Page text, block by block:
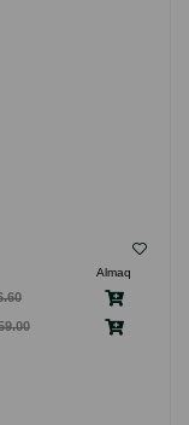
heyvan yağı,
yem əlavəsi,
törəmələri,
vitaminlər,
Almaq